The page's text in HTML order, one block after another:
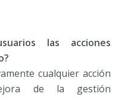
las acciones
cualquier acción
de la gestión